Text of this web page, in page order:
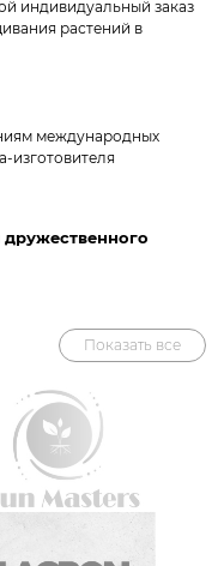
индивидуальный заказ
растений в
международных
изготовителя
Показать все